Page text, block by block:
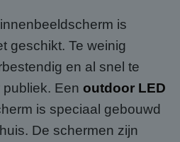
is
geschikt. Te weinig
en al snel te
publiek. Een outdoor LED
is speciaal gebouwd
De schermen zijn